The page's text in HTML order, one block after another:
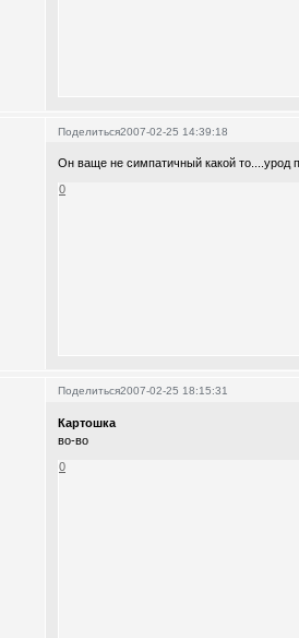
Поделиться2007-02-25 14:39:18
Он ваще не симпатичный какой то....урод
0
Поделиться2007-02-25 18:15:31
Картошка
во-во
0